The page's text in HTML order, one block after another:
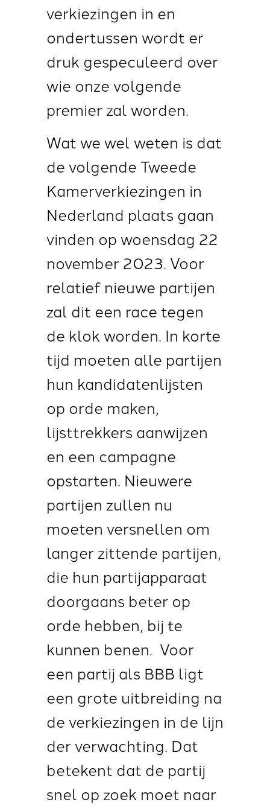
verkiezingen in en
ondertussen wordt er
druk gespeculeerd over
wie onze volgende
premier zal worden.
Wat we wel weten is dat
de volgende Tweede
Kamerverkiezingen in
Nederland plaats gaan
vinden op woensdag 22
november 2023. Voor
relatief nieuwe partijen
zal dit een race tegen
de klok worden. In korte
tijd moeten alle partijen
hun kandidatenlijsten
op orde maken,
lijsttrekkers aanwijzen
en een campagne
opstarten. Nieuwere
partijen zullen nu
moeten versnellen om
langer zittende partijen,
die hun partijapparaat
doorgaans beter op
orde hebben, bij te
kunnen benen. Voor
een partij als BBB ligt
een grote uitbreiding na
de verkiezingen in de lijn
der verwachting. Dat
betekent dat de partij
snel op zoek moet naar